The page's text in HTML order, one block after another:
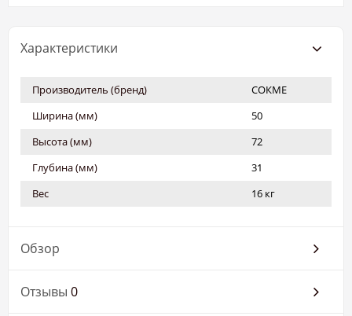
Характеристики
Производитель (бренд)
СОКМЕ
Ширина (мм)
50
Высота (мм)
72
Глубина (мм)
31
Вес
16 кг
Обзор
Отзывы 0